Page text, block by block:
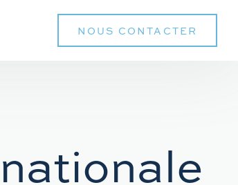
NOUS CONTACTER